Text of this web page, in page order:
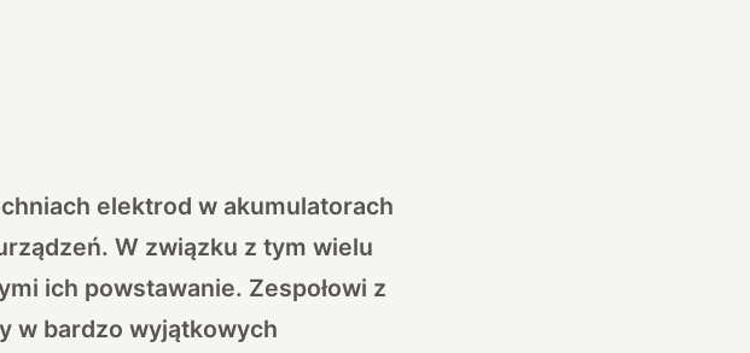
elektrod w akumulatorach
W związku z tym wielu
ich powstawanie. Zespołowi z
w bardzo wyjątkowych